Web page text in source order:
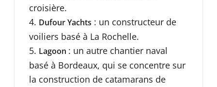
croisière.
Dufour Yachts : un constructeur de
voiliers basé à La Rochelle.
Lagoon : un autre chantier naval
basé à Bordeaux, qui se concentre sur
la construction de catamarans de